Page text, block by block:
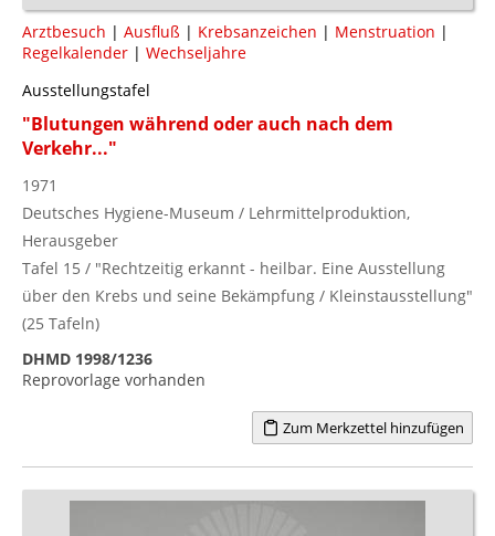
Arztbesuch | Ausfluß | Krebsanzeichen | Menstruation |
Regelkalender | Wechseljahre
Ausstellungstafel
"Blutungen während oder auch nach dem
Verkehr..."
1971
Deutsches Hygiene-Museum / Lehrmittelproduktion,
Herausgeber
Tafel 15 / "Rechtzeitig erkannt - heilbar. Eine Ausstellung
über den Krebs und seine Bekämpfung / Kleinstausstellung"
(25 Tafeln)
DHMD 1998/1236
Reprovorlage vorhanden
Zum Merkzettel hinzufügen